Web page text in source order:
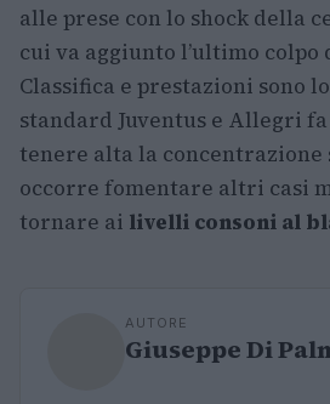
alle prese con lo shock della
cui va aggiunto l’ultimo colpo
Classifica e prestazioni sono
standard Juventus e Allegri
tenere alta la concentrazione
occorre fomentare altri casi
tornare ai livelli consoni al
AUTORE
Giuseppe Di